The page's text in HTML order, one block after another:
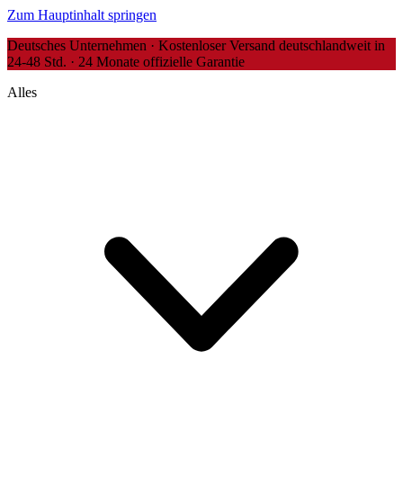
Zum Hauptinhalt springen
Deutsches Unternehmen · Kostenloser Versand deutschlandweit in
24-48 Std. · 24 Monate offizielle Garantie
Alles